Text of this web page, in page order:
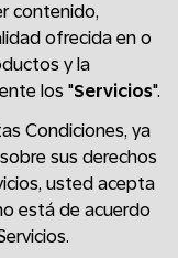
contenido,
ofrecida en o
y la
los "Servicios".
Condiciones, ya
sus derechos
usted acepta
está de acuerdo